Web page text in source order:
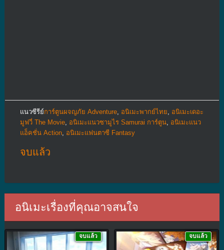
แนวซีรีย์การ์ตูนผจญภัย Adventure, อนิเมะพากย์ไทย
อนิเมะเดอะ
มูฟวี่ The Movie, อนิเมะแนวซามูไร Samurai การ์ตูน, อนิเมะแนว
แอ็คชั่น Action, อนิเมะแฟนตาซี Fantasy
จบแล้ว
อนิเมะเรื่องที่คุณอาจสนใจ
จบแล้ว จบแล้ว